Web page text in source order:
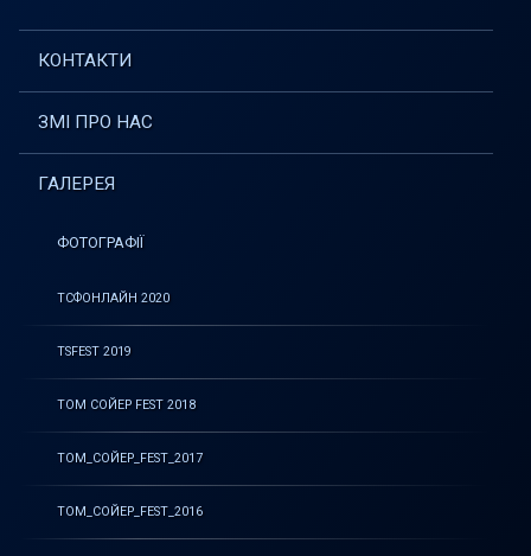
КОНТАКТИ
ЗМІ ПРО НАС
ГАЛЕРЕЯ
ФОТОГРАФІЇ
ТСФОНЛАЙН 2020
TSFEST 2019
ТОМ СОЙЕР FEST 2018
ТОМ_СОЙЕР_FEST_2017
ТОМ_СОЙЕР_FEST_2016